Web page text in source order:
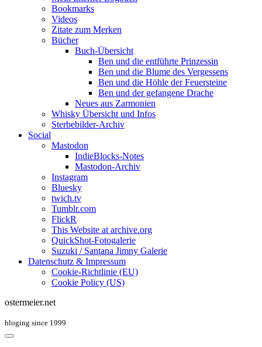
Bookmarks
Videos
Zitate zum Merken
Bücher
Buch-Übersicht
Ben und die entführte Prinzessin
Ben und die Blume des Vergessens
Ben und die Höhle der Feuersteine
Ben und der gefangene Drache
Neues aus Zarmonien
Whisky Übersicht und Infos
Sterbebilder-Archiv
Social
Mastodon
IndieBlocks-Notes
Mastodon-Archiv
Instagram
Bluesky
twich.tv
Tumblr.com
FlickR
This Website at archive.org
QuickShot-Fotogalerie
Suzuki / Santana Jimny Galerie
Datenschutz & Impressum
Cookie-Richtlinie (EU)
Cookie Policy (US)
ostermeier.net
bloging since 1999